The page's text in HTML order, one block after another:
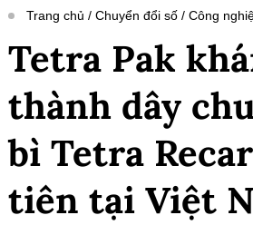
Trang chủ Chuyển đổi số Công
Tetra Pak
thành dây
bì Tetra
tiên tại Việt